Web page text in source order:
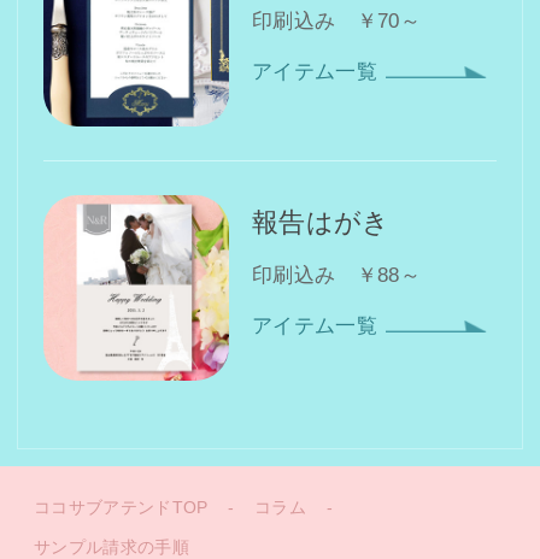
ココサブアテンドTOP - コラム -
サンプル請求の手順
印刷込み ￥70～
アイテム一覧
報告はがき
印刷込み ￥88～
アイテム一覧